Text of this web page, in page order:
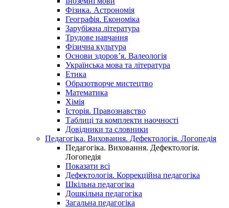
Фізика. Астрономія
Географія. Економіка
Зарубіжна література
Трудове навчання
Фізична культура
Основи здоров’я. Валеологія
Українська мова та література
Етика
Образотворче мистецтво
Математика
Хімія
Історія. Правознавство
Таблиці та комплекти наочності
Довідники та словники
Педагогіка. Виховання. Дефектологія. Логопедія
Педагогіка. Виховання. Дефектологія.
Логопедія
Показати всі
Дефектологія. Коррекційна педагогіка
Шкільна педагогіка
Дошкільна педагогіка
Загальна педагогіка